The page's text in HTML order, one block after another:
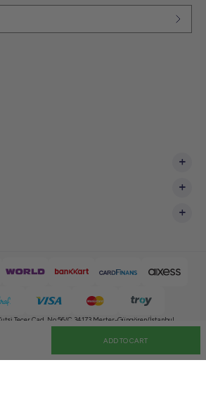
ADD TO CART
Tecer Cad. No:56/C 34173 Merter-Güngören/İstanbul